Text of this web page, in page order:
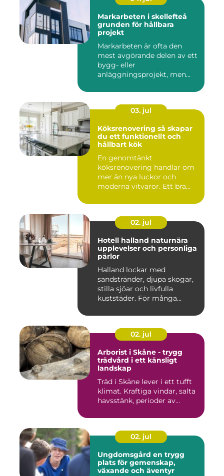
Markarbeten i skellefteå
grunden för hållbara
projekt
Markarbeten är ofta den
mest avgörande delen av ett
bygg- eller
anläggningsprojekt, men
03. jul
Köksrenovering så skapar
du ett funktionellt och
hållbart kök
En genomtänkt
köksrenovering handlar om
mer än nya luckor och
moderna vitvaror. Ett bra
02. jul
Hotell halland naturnära
upplevelser och personliga
pärlor
Halland lockar med
sandstränder, djupa skogar,
stilla sjöar och livfulla
kuststäder. För många
02. jul
Arborist i Skåne - trygg
trädvård i ett känsligt
landskap
Träd i Skåne lever i ett tufft
klimat. Kraftiga vindar, salta
havsstänk, perioder av...
02. jul
Ungdomsgård en trygg
plats för gemenskap,
växande och äventyr